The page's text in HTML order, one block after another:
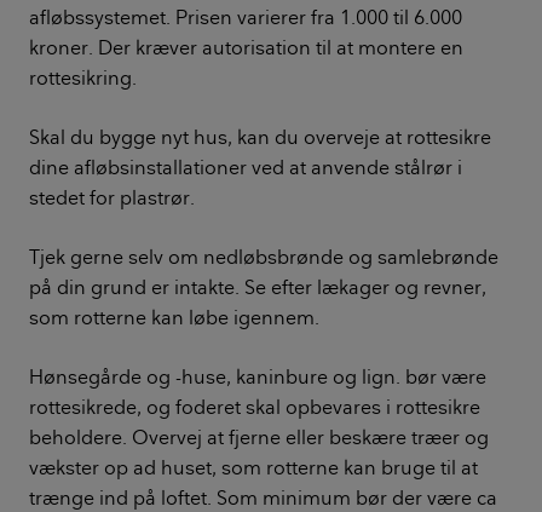
afløbssystemet. Prisen varierer fra 1.000 til 6.000
kroner. Der kræver autorisation til at montere en
rottesikring.
Skal du bygge nyt hus, kan du overveje at rottesikre
dine afløbsinstallationer ved at anvende stålrør i
stedet for plastrør.
Tjek gerne selv om nedløbsbrønde og samlebrønde
på din grund er intakte. Se efter lækager og revner,
som rotterne kan løbe igennem.
Hønsegårde og -huse, kaninbure og lign. bør være
rottesikrede, og foderet skal opbevares i rottesikre
beholdere. Overvej at fjerne eller beskære træer og
vækster op ad huset, som rotterne kan bruge til at
trænge ind på loftet. Som minimum bør der være ca